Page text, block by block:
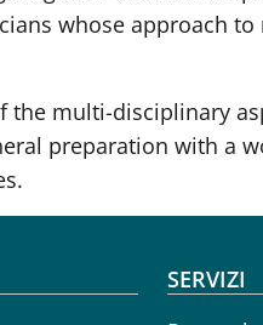
whose approach to
the multi-disciplinary
preparation with a
SERVIZI